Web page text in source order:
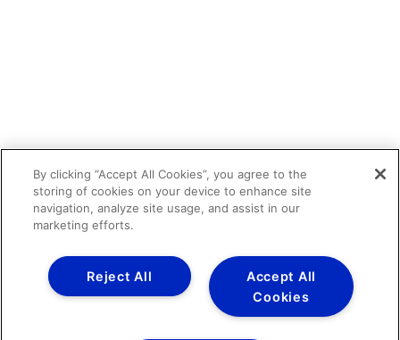
By clicking “Accept All Cookies”, you agree to the
storing of cookies on your device to enhance site
navigation, analyze site usage, and assist in our
marketing efforts.
Accept All
Cookies
Reject All